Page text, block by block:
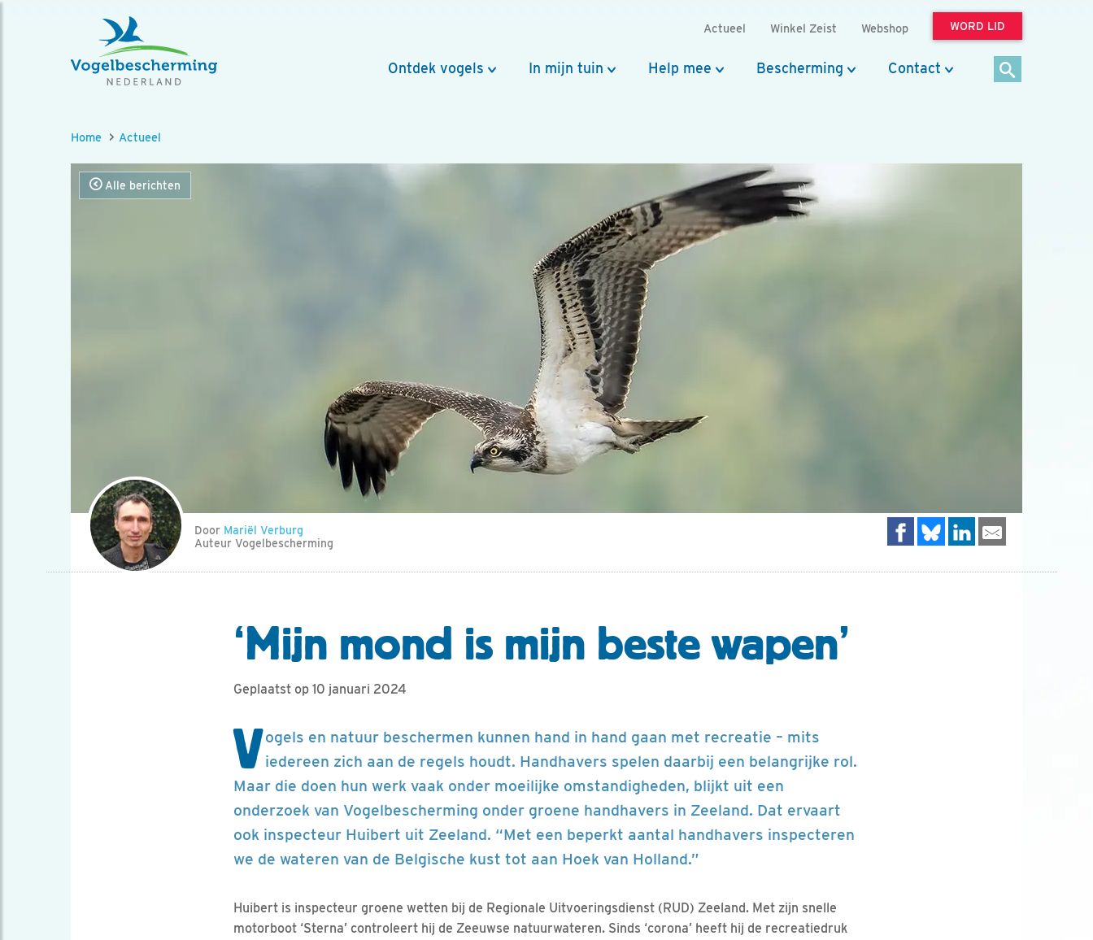
Actueel Winkel Zeist Webshop WORD LID
Ontdek vogels In mijn tuin Help mee Bescherming Contact
Home Actueel
Alle berichten
Door Mariël Verburg
Auteur Vogelbescherming
‘Mijn mond is mijn beste wapen’
Geplaatst op 10 januari 2024
Vogels en natuur beschermen kunnen hand in hand gaan met recreatie – mits
iedereen zich aan de regels houdt. Handhavers spelen daarbij een belangrijke rol.
Maar die doen hun werk vaak onder moeilijke omstandigheden, blijkt uit een
onderzoek van Vogelbescherming onder groene handhavers in Zeeland. Dat ervaart
ook inspecteur Huibert uit Zeeland. “Met een beperkt aantal handhavers inspecteren
we de wateren van de Belgische kust tot aan Hoek van Holland.”
Huibert is inspecteur groene wetten bij de Regionale Uitvoeringsdienst (RUD) Zeeland. Met zijn snelle
motorboot ‘Sterna’ controleert hij de Zeeuwse natuurwateren. Sinds ‘corona’ heeft hij de recreatiedruk